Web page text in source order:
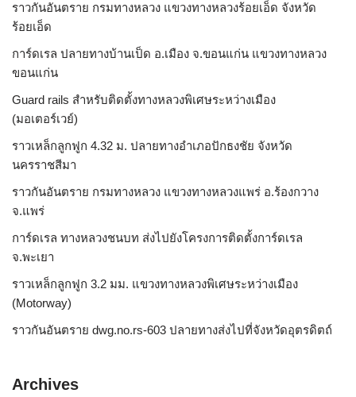
ราวกันอันตราย กรมทางหลวง แขวงทางหลวงร้อยเอ็ด จังหวัด
ร้อยเอ็ด
การ์ดเรล ปลายทางบ้านเป็ด อ.เมือง จ.ขอนแก่น แขวงทางหลวง
ขอนแก่น
Guard rails สำหรับติดตั้งทางหลวงพิเศษระหว่างเมือง
(มอเตอร์เวย์)
ราวเหล็กลูกฟูก 4.32 ม. ปลายทางอำเภอปักธงชัย จังหวัด
นครราชสีมา
ราวกันอันตราย กรมทางหลวง แขวงทางหลวงแพร่ อ.ร้องกวาง
จ.แพร่
การ์ดเรล ทางหลวงชนบท ส่งไปยังโครงการติดตั้งการ์ดเรล
จ.พะเยา
ราวเหล็กลูกฟูก 3.2 มม. แขวงทางหลวงพิเศษระหว่างเมือง
(Motorway)
ราวกันอันตราย dwg.no.rs-603 ปลายทางส่งไปที่จังหวัดอุตรดิตถ์
Archives